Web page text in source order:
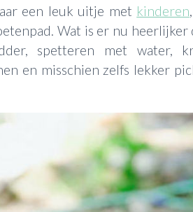
een leuk uitje met kinderen
Wat is er nu heerlijker
spetteren met water,
en misschien zelfs lekker